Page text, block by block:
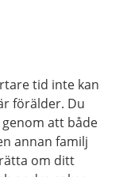
tid inte kan
förälder. Du
att både
annan familj
om ditt